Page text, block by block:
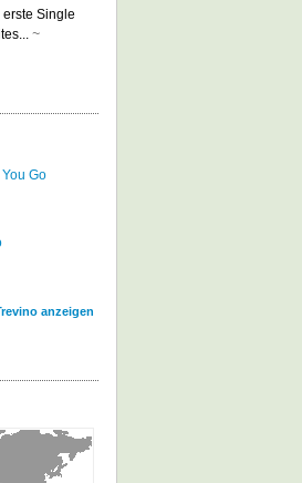
Single
~
Go
anzeigen